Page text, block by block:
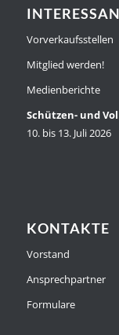
Vorverkaufsstellen
Mitglied werden!
Medienberichte
Schützen- und
10. bis 13. Juli 2026
KONTAKTE
Vorstand
Ansprechpartner
Formulare